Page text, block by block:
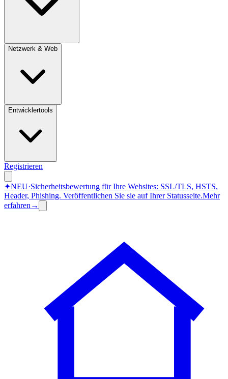
Netzwerk & Web
Entwicklertools
Registrieren
✦NEU·Sicherheitsbewertung für Ihre Websites: SSL/TLS, HSTS,
Header, Phishing. Veröffentlichen Sie sie auf Ihrer Statusseite.Mehr
erfahren →